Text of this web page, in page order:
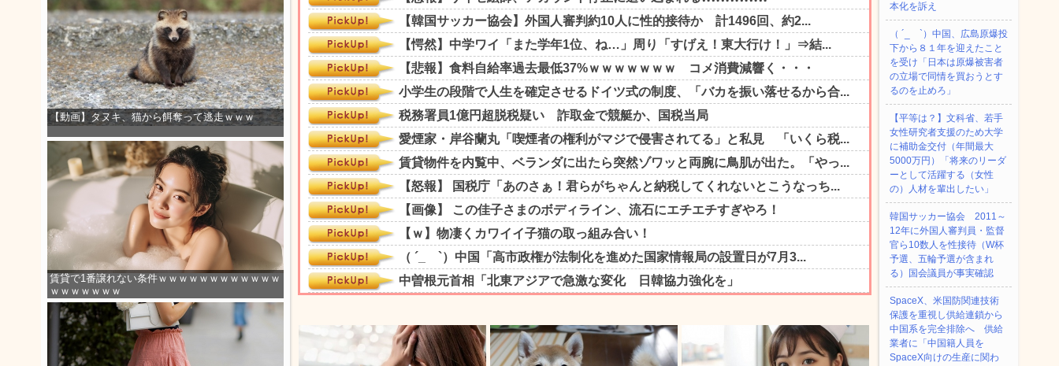
【動画】タヌキ、猫から餌奪って逃走ｗｗｗ
賃貸で1番譲れない条件ｗｗｗｗｗｗｗｗｗｗｗｗ
ｗｗｗｗｗｗｗ
本化を訴え
（ ´_ゝ`）中国、広島原爆投
下から８１年を迎えたこと
を受け「日本は原爆被害者
の立場で同情を買おうとす
るのを止めろ」
【平等は？】文科省、若手
女性研究者支援のため大学
に補助金交付（年間最大
5000万円）「将来のリーダ
ーとして活躍する（女性
の）人材を輩出したい」
韓国サッカー協会 2011～
12年に外国人審判員・監督
官ら10数人を性接待（W杯
予選、五輪予選が含まれ
る）国会議員が事実確認
SpaceX、米国防関連技術
保護を重視し供給連鎖から
中国系を完全排除へ 供給
業者に「中国籍人員を
SpaceX向けの生産に関わ